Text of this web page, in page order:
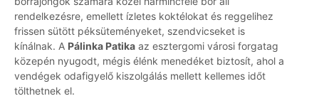
rendelkezésre, emellett ízletes koktélokat és reggelihez
frissen sütött péksüteményeket, szendvicseket is
kínálnak. A Pálinka Patika az esztergomi városi forgatag
közepén nyugodt, mégis élénk menedéket biztosít, ahol a
vendégek odafigyelő kiszolgálás mellett kellemes időt
tölthetnek el.